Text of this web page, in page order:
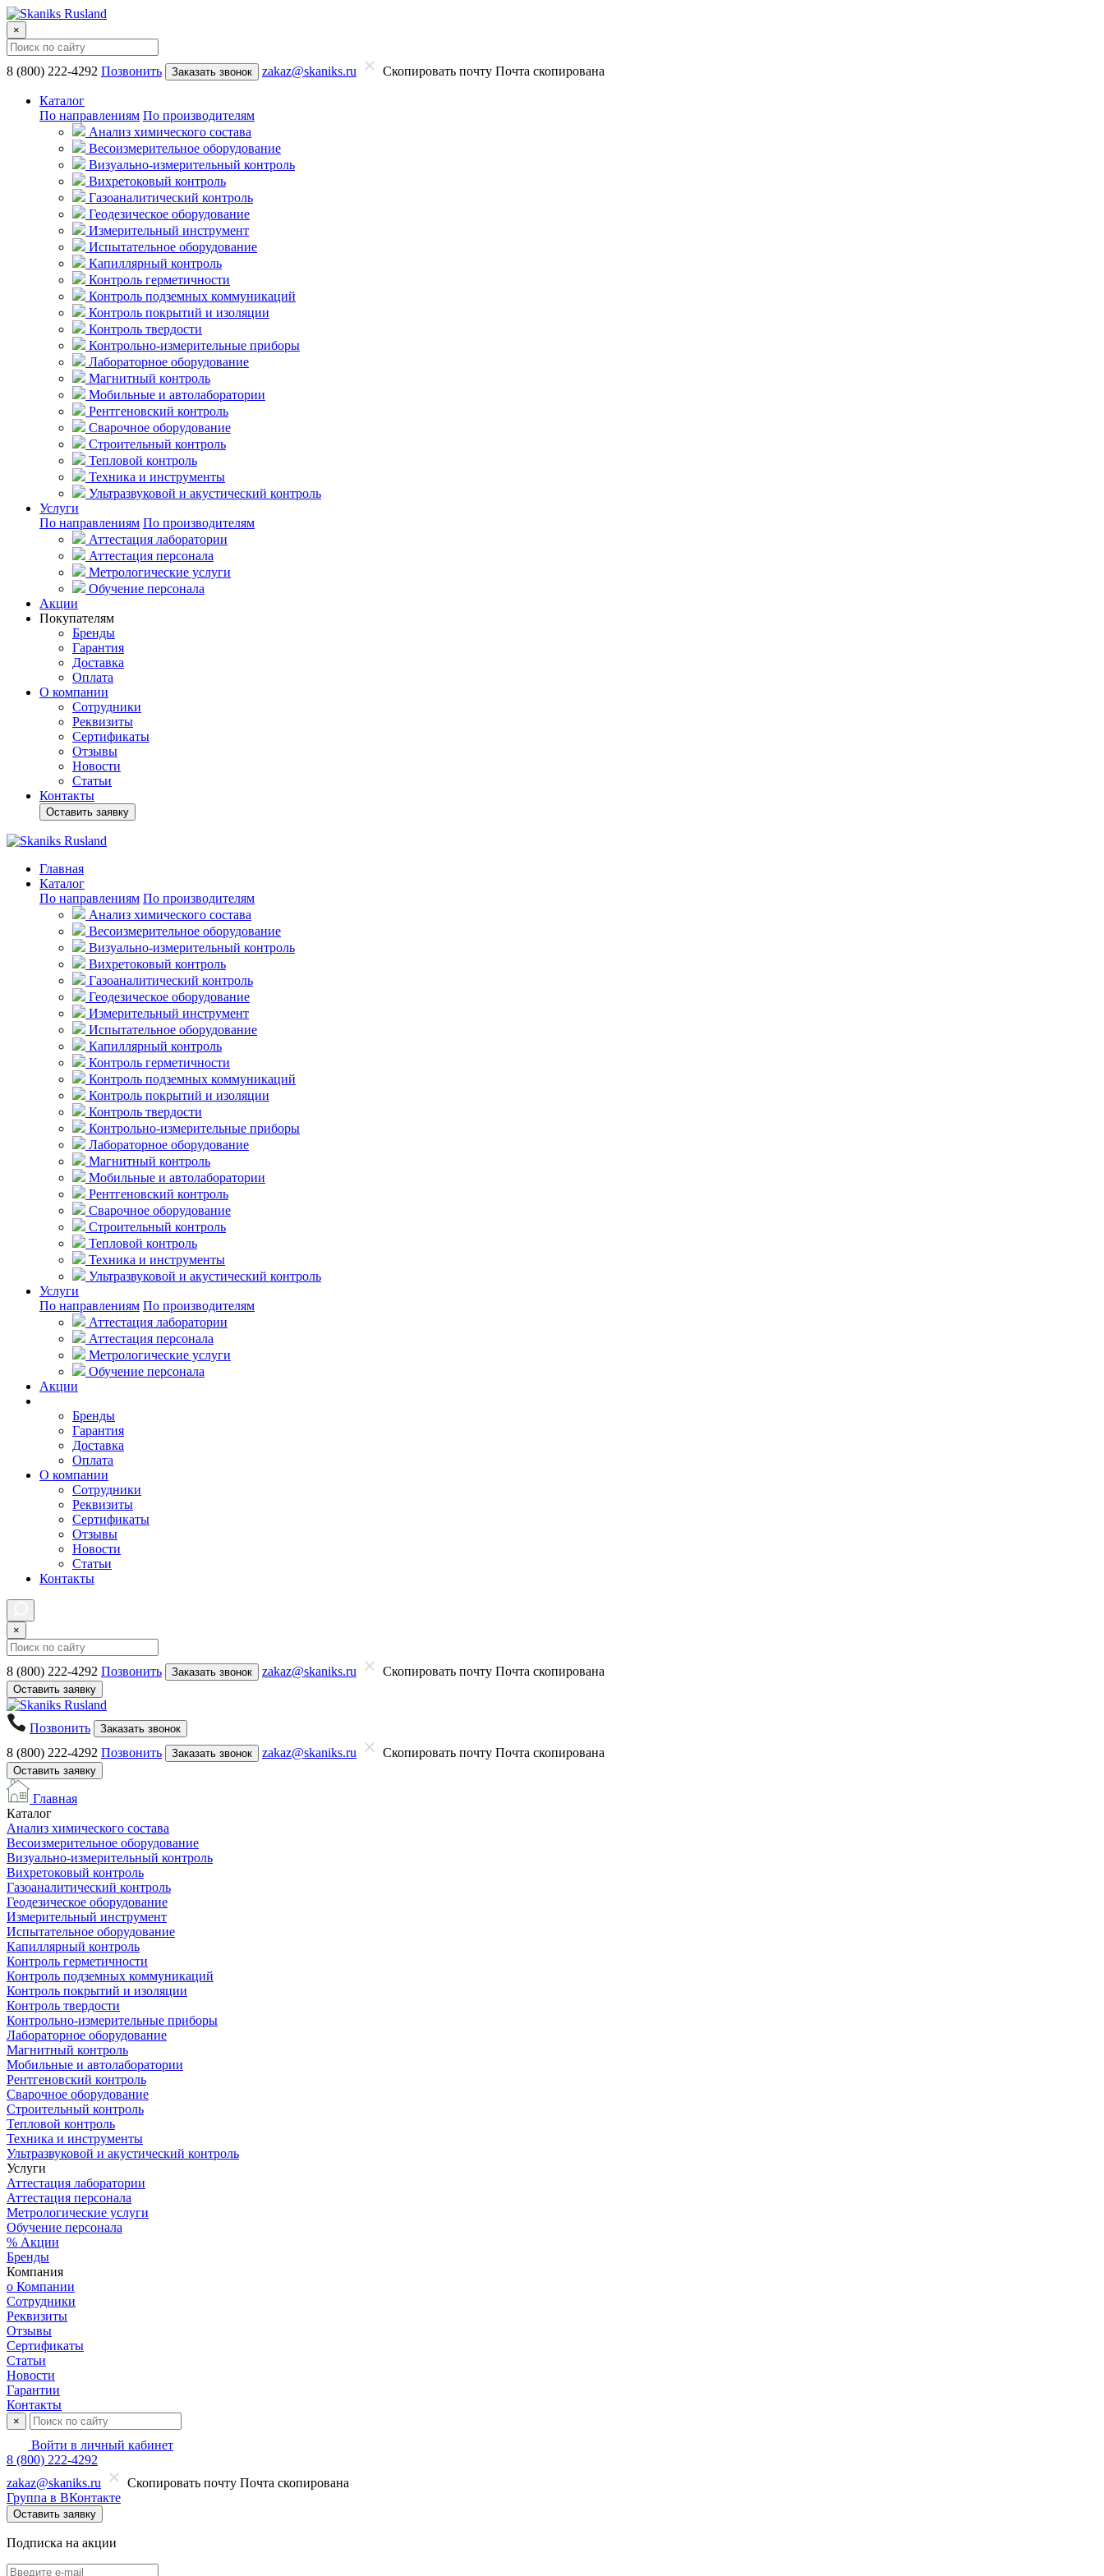
×
8 (800) 222-4292 Позвонить Заказать звонок zakaz@skaniks.ru Скопировать почту Почта скопирована
Каталог
По направлениям По производителям
Анализ химического состава
Весоизмерительное оборудование
Визуально-измерительный контроль
Вихретоковый контроль
Газоаналитический контроль
Геодезическое оборудование
Измерительный инструмент
Испытательное оборудование
Капиллярный контроль
Контроль герметичности
Контроль подземных коммуникаций
Контроль покрытий и изоляции
Контроль твердости
Контрольно-измерительные приборы
Лабораторное оборудование
Магнитный контроль
Мобильные и автолаборатории
Рентгеновский контроль
Сварочное оборудование
Строительный контроль
Тепловой контроль
Техника и инструменты
Ультразвуковой и акустический контроль
Услуги
По направлениям По производителям
Аттестация лаборатории
Аттестация персонала
Метрологические услуги
Обучение персонала
Акции
Покупателям
Бренды
Гарантия
Доставка
Оплата
О компании
Сотрудники
Реквизиты
Сертификаты
Отзывы
Новости
Статьи
Контакты
Оставить заявку
Главная
Каталог
По направлениям По производителям
Анализ химического состава
Весоизмерительное оборудование
Визуально-измерительный контроль
Вихретоковый контроль
Газоаналитический контроль
Геодезическое оборудование
Измерительный инструмент
Испытательное оборудование
Капиллярный контроль
Контроль герметичности
Контроль подземных коммуникаций
Контроль покрытий и изоляции
Контроль твердости
Контрольно-измерительные приборы
Лабораторное оборудование
Магнитный контроль
Мобильные и автолаборатории
Рентгеновский контроль
Сварочное оборудование
Строительный контроль
Тепловой контроль
Техника и инструменты
Ультразвуковой и акустический контроль
Услуги
По направлениям По производителям
Аттестация лаборатории
Аттестация персонала
Метрологические услуги
Обучение персонала
Акции
Бренды
Гарантия
Доставка
Оплата
О компании
Сотрудники
Реквизиты
Сертификаты
Отзывы
Новости
Статьи
Контакты
×
8 (800) 222-4292 Позвонить Заказать звонок zakaz@skaniks.ru Скопировать почту Почта скопирована
Оставить заявку
Позвонить Заказать звонок
8 (800) 222-4292 Позвонить Заказать звонок zakaz@skaniks.ru Скопировать почту Почта скопирована
Оставить заявку
Главная
Каталог
Анализ химического состава
Весоизмерительное оборудование
Визуально-измерительный контроль
Вихретоковый контроль
Газоаналитический контроль
Геодезическое оборудование
Измерительный инструмент
Испытательное оборудование
Капиллярный контроль
Контроль герметичности
Контроль подземных коммуникаций
Контроль покрытий и изоляции
Контроль твердости
Контрольно-измерительные приборы
Лабораторное оборудование
Магнитный контроль
Мобильные и автолаборатории
Рентгеновский контроль
Сварочное оборудование
Строительный контроль
Тепловой контроль
Техника и инструменты
Ультразвуковой и акустический контроль
Услуги
Аттестация лаборатории
Аттестация персонала
Метрологические услуги
Обучение персонала
% Акции
Бренды
Компания
о Компании
Сотрудники
Реквизиты
Отзывы
Сертификаты
Статьи
Новости
Гарантии
Контакты
×
Войти в личный кабинет
8 (800) 222-4292
zakaz@skaniks.ru
Скопировать почту Почта скопирована
Группа в ВКонтакте
Оставить заявку
Подписка на акции